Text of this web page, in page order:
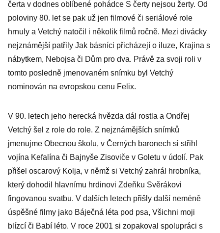
vědět, jak
pracuje lidská
mysl
čerta v dodnes oblíbené pohádce S čerty nejsou žerty. Od
poloviny 80. let se pak už jen filmové či seriálové role
hrnuly a Vetchý natočil i několik filmů ročně. Mezi divácky
nejznámější patřily Jak básníci přicházejí o iluze, Krajina s
nábytkem, Nebojsa či Dům pro dva. Právě za svoji roli v
tomto posledně jmenovaném snímku byl Vetchý
nominován na evropskou cenu Felix.
V 90. letech jeho herecká hvězda dál rostla a Ondřej
Vetchý šel z role do role. Z nejznámějších snímků
jmenujme Obecnou školu, v Černých baronech si střihl
vojína Kefalína či Bajnyše Zisoviče v Goletu v údolí. Pak
přišel oscarový Kolja, v němž si Vetchý zahrál hrobníka,
který dohodil hlavnímu hrdinovi Zdeňku Svěrákovi
fingovanou svatbu. V dalších letech přišly další neméně
úspěšné filmy jako Báječná léta pod psa, Všichni moji
blízcí či Babí léto. V roce 2001 si zopakoval spolupráci s